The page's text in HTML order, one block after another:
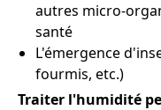
autres micro-
santé
L'émergence
fourmis, etc.)
Traiter l'humidité